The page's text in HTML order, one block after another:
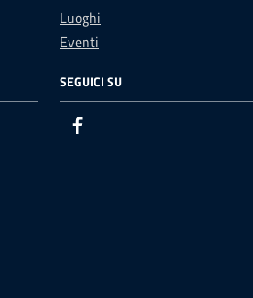
Luoghi
Eventi
SEGUICI SU